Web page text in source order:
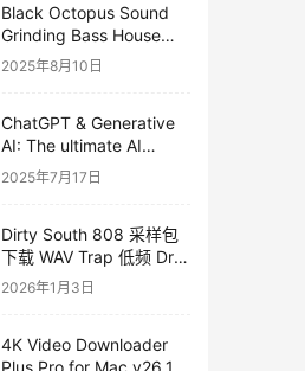
Black Octopus Sound
Grinding Bass House
WAV XFER RECORDS
2025年8月10日
ChatGPT & Generative
AI: The ultimate AI
course
2025年7月17日
Dirty South 808 采样包
下载 WAV Trap 低频 Dr
Lex 808 音色合集
2026年1月3日
4K Video Downloader